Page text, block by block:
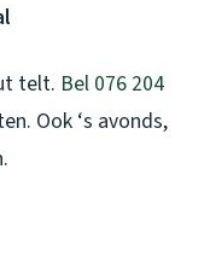
telt. Bel 076 204
Ook ‘s avonds,